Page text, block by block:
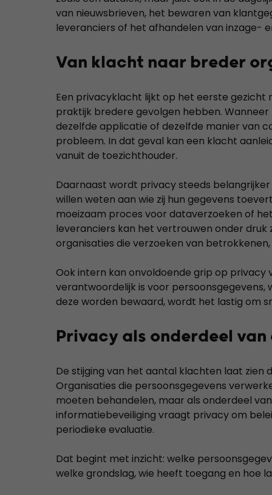
van nieuwsbrieven, het bewaren van
leveranciers of het afhandelen van inzage-
Van klacht naar breder
Een privacyklacht lijkt op het eerste gezicht
praktijk bredere gevolgen hebben.
dezelfde applicatie of dezelfde manier van
probleem. In dat geval kan een klacht
vanuit de toezichthouder.
Daarnaast wordt privacy steeds
willen weten aan wie zij hun gegevens
moeizaam proces voor dataverzoeken of
leveranciers kan het vertrouwen onder
organisaties die verzoeken van
Ook intern kan onvoldoende grip op privacy
verantwoordelijk is voor
deze worden bewaard, wordt het lastig om
Privacy als onderdeel
De stijging van het aantal klachten laat
Organisaties die persoonsgegevens
moeten behandelen, maar als onderdeel
informatiebeveiliging vraagt privacy om
periodieke evaluatie.
Dat begint met inzicht: welke
welke grondslag, wie heeft toegang en hoe